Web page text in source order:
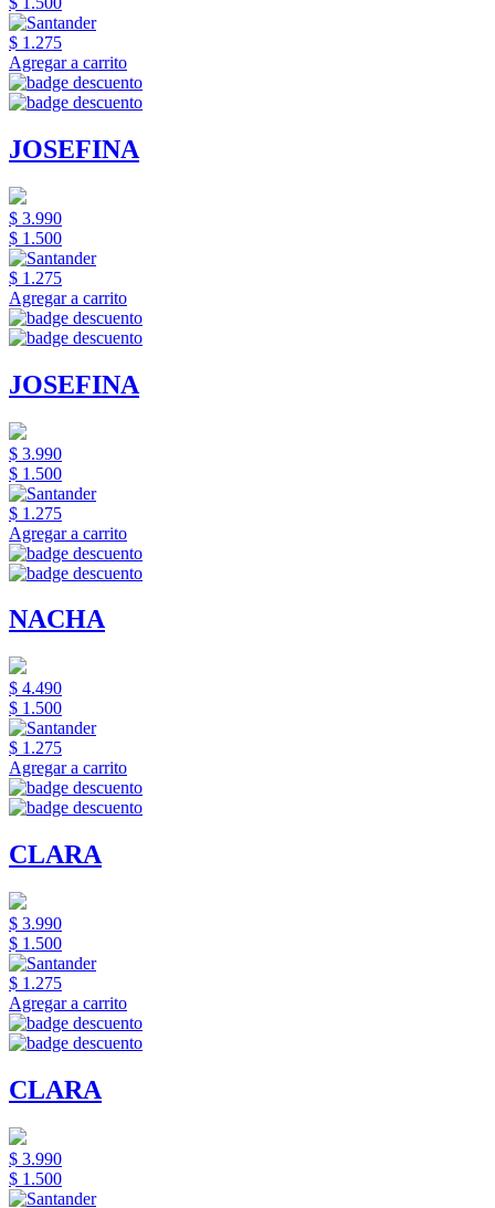
$ 1.275
Agregar a carrito
JOSEFINA
$ 3.990
$ 1.500
$ 1.275
Agregar a carrito
JOSEFINA
$ 3.990
$ 1.500
$ 1.275
Agregar a carrito
NACHA
$ 4.490
$ 1.500
$ 1.275
Agregar a carrito
CLARA
$ 3.990
$ 1.500
$ 1.275
Agregar a carrito
CLARA
$ 3.990
$ 1.500